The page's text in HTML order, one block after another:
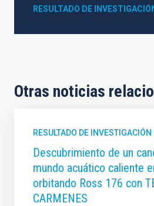
RESULTADO DE
Otras noticias
RESULTADO DE INVESTIGACIÓN
Descubrimiento de un
mundo acuático caliente
orbitando Ross 176 con
CARMENES